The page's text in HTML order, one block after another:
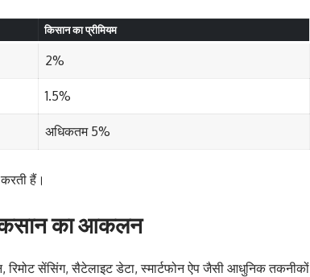
किसान का प्रीमियम
2%
1.5%
अधिकतम 5%
हैं।
का आकलन
सेंसिंग, सैटेलाइट डेटा, स्मार्टफोन ऐप जैसी आधुनिक तकनीकों